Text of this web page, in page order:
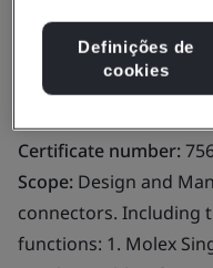
13600
Malaysia
Certificate number:
Scope: Design and
connectors. Including
functions: 1. Molex
Definições de
cookies